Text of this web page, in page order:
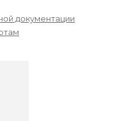
документации